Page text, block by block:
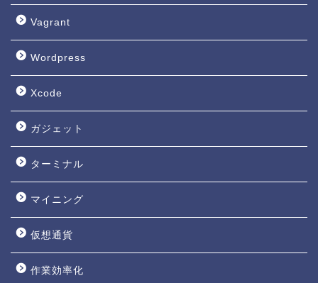
Vagrant
Wordpress
Xcode
ガジェット
ターミナル
マイニング
仮想通貨
作業効率化